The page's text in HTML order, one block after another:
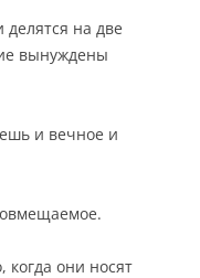
на две
вынуждены
и вечное и
они носят